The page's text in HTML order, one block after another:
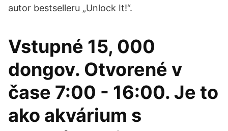
autor bestselleru „Unlock It!“.
Vstupné 15, 000
dongov. Otvorené v
čase 7:00 - 16:00. Je to
ako akvárium s